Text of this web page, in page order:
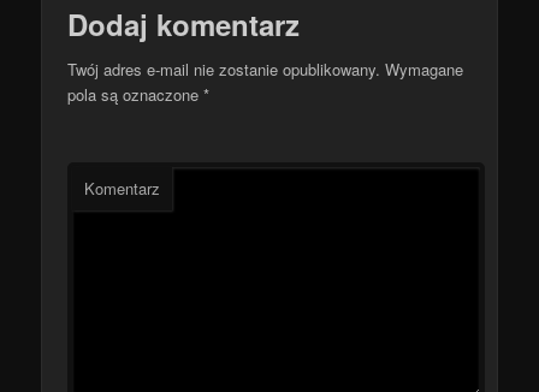
Dodaj komentarz
Twój adres e-mail nie zostanie opublikowany. Wymagane
pola są oznaczone*
Komentarz